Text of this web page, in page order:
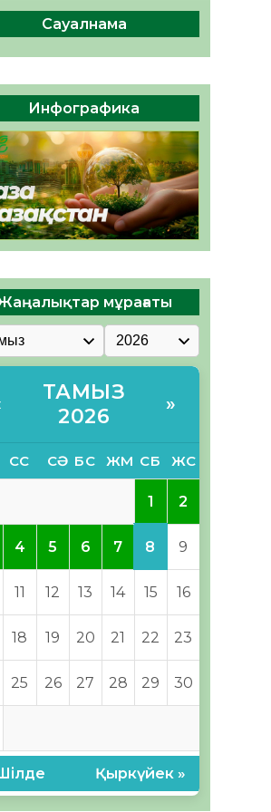
Рүстемұлы облыс
кеңесшісі болып
48 0
Сауалнама
Инфографика
мұрағаты
ТАМЫЗ
2026
»
СС СӘ БС ЖМ СБ ЖС
1 2
4 5 6 7 8 9
11 12 13 14 15 16
18 19 20 21 22 23
25 26 27 28 29 30
Қыркүйек »